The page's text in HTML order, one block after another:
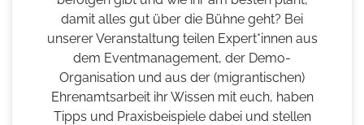
damit alles gut über die Bühne geht? Bei
unserer Veranstaltung teilen Expert*innen aus
dem Eventmanagement, der Demo-
Organisation und aus der (migrantischen)
Ehrenamtsarbeit ihr Wissen mit euch, haben
Tipps und Praxisbeispiele dabei und stellen